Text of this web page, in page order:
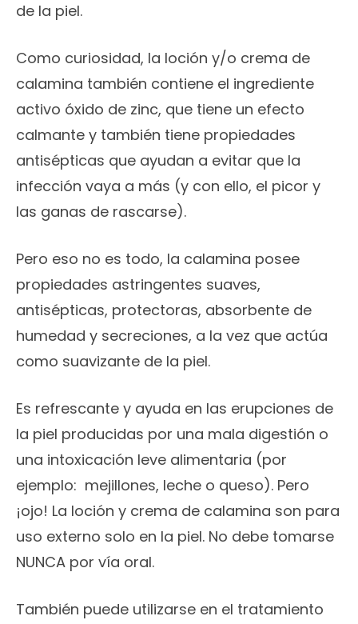
de la piel.
Como curiosidad, la loción y/o crema de
calamina también contiene el ingrediente
activo óxido de zinc, que tiene un efecto
calmante y también tiene propiedades
antisépticas que ayudan a evitar que la
infección vaya a más (y con ello, el picor y
las ganas de rascarse).
Pero eso no es todo, la calamina posee
propiedades astringentes suaves,
antisépticas, protectoras, absorbente de
humedad y secreciones, a la vez que actúa
como suavizante de la piel.
Es refrescante y ayuda en las erupciones de
la piel producidas por una mala digestión o
una intoxicación leve alimentaria (por
ejemplo: mejillones, leche o queso). Pero
¡ojo! La loción y crema de calamina son para
uso externo solo en la piel. No debe tomarse
NUNCA por vía oral.
También puede utilizarse en el tratamiento